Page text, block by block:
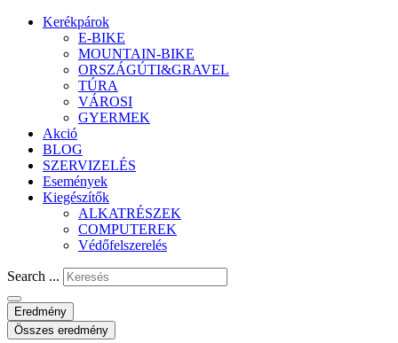
Kerékpárok
E-BIKE
MOUNTAIN-BIKE
ORSZÁGÚTI&GRAVEL
TÚRA
VÁROSI
GYERMEK
Akció
BLOG
SZERVIZELÉS
Események
Kiegészítők
ALKATRÉSZEK
COMPUTEREK
Védőfelszerelés
Search ...
Eredmény
Összes eredmény